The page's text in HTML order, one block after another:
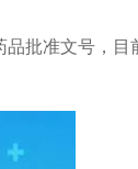
批准文号，目